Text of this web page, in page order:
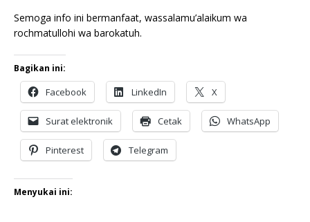
Semoga info ini bermanfaat, wassalamu’alaikum wa
rochmatullohi wa barokatuh.
Bagikan ini:
Facebook LinkedIn X
Surat elektronik Cetak WhatsApp
Pinterest Telegram
Menyukai ini: